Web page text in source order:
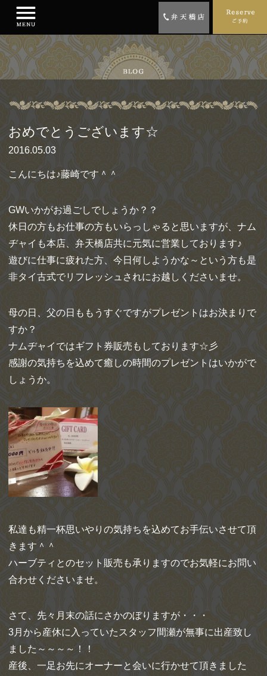
おめでとうございます☆
2016.05.03
こんにちは♪藤崎です＾＾
GWいかがお過ごしでしょうか？？
休日の方もお仕事の方もいらっしゃると思いますが、ナム
ヂャイも本店、弁天橋店共に元気に営業しております♪
遊びに仕事に疲れた方、今日何しようかな～という方も是
非タイ古式でリフレッシュされにお越しくださいませ。
母の日、父の日ももうすぐですがプレゼントはお決まりで
すか？
ナムヂャイではギフト券販売もしております☆彡
感謝の気持ちを込めて癒しの時間のプレゼントはいかがで
しょうか。
私達も精一杯思いやりの気持ちを込めてお手伝いさせて頂
きます＾＾
ハーブティとのセット販売も承りますのでお気軽にお問い
合わせくださいませ。
さて、先々月末の話にさかのぼりますが・・・
3月から産休に入っていたスタッフ間瀬が無事に出産致し
ました～～～～！！
産後、一足お先にオーナーと会いに行かせて頂きました